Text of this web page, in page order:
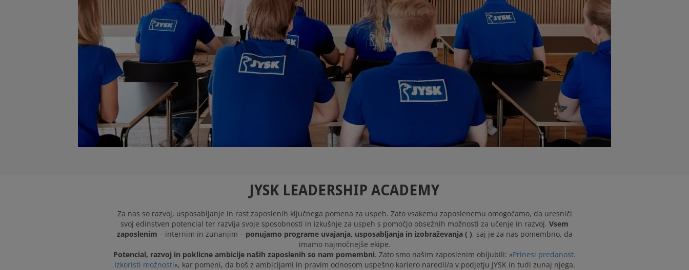
JYSK LEADERSHIP ACADEMY
Za nas so razvoj, usposabljanje in rast zaposlenih ključnega pomena za uspeh. Zato vsakemu zaposlenemu omogočamo, da uresniči
svoj edinstven potencial ter razvija svoje sposobnosti in izkušnje za uspeh s pomočjo obsežnih možnosti za učenje in razvoj. Vsem
zaposlenim – internim in zunanjim – ponujamo programe uvajanja, usposabljanja in izobraževanja ( ), saj je za nas pomembno, da
imamo najmočnejše ekipe.
Potencial, razvoj in poklicne ambicije naših zaposlenih so nam pomembni. Zato smo našim zaposlenim obljubili: »Prinesi predanost.
Izkoristi možnosti«, kar pomeni, da boš z ambicijami in pravim odnosom uspešno kariero naredil/a v podjetju JYSK in tudi zunaj njega.